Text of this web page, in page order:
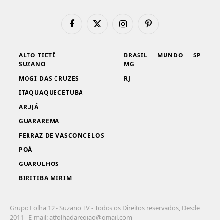
FacebookX
InstagramPinterest
ALTO TIETÊ
SUZANO
MOGI DAS CRUZES
ITAQUAQUECETUBA
ARUJÁ
GUARAREMA
FERRAZ DE VASCONCELOS
POÁ
GUARULHOS
BIRITIBA MIRIM
BRASIL
MG
RJ
MUNDO SP
Grupo Folha 12 - Suzano TV - Todos os Direitos reservados, Desde
2011 - E-mail:atfolhadaregiao@gmail.com